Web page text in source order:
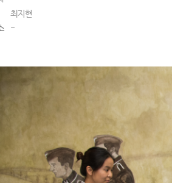
최지현
-